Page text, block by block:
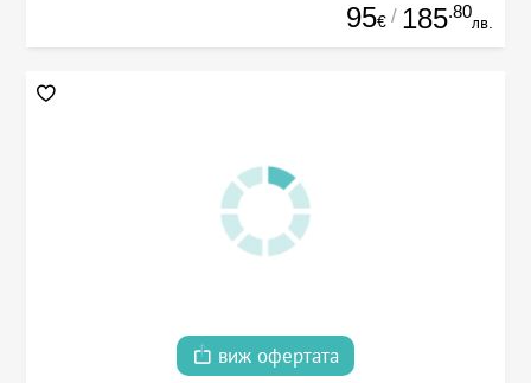
95€ / 185.80
лв.
виж офертата